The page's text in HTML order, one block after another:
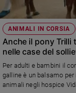
Papa
Papa
Chiesa
Chiesa
ANIMALI IN CORSIA
Anche il pony Trilli
nelle case del
Per adulti e bambini il
galline è un balsamo
animali negli hospice